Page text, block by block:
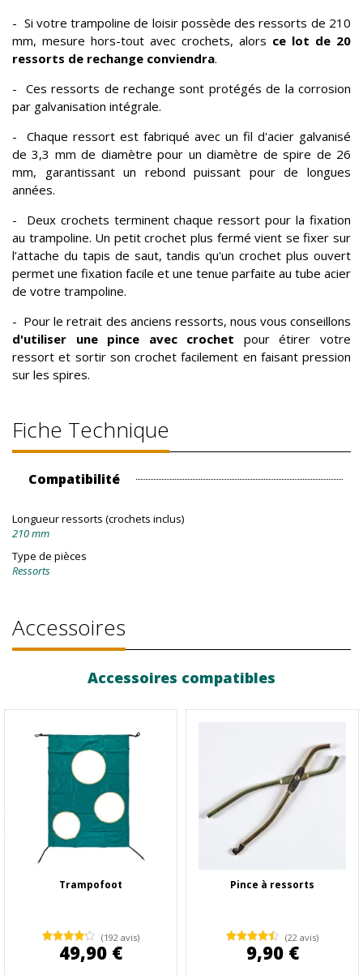
- Si votre trampoline de loisir possède des ressorts de 210
mm, mesure hors-tout avec crochets, alors ce lot de 20
ressorts de rechange conviendra.
- Ces ressorts de rechange sont protégés de la corrosion
par galvanisation intégrale.
- Chaque ressort est fabriqué avec un fil d'acier galvanisé
de 3,3 mm de diamètre pour un diamètre de spire de 26
mm, garantissant un rebond puissant pour de longues
années.
- Deux crochets terminent chaque ressort pour la fixation
au trampoline. Un petit crochet plus fermé vient se fixer sur
l’attache du tapis de saut, tandis qu'un crochet plus ouvert
permet une fixation facile et une tenue parfaite au tube acier
de votre trampoline.
- Pour le retrait des anciens ressorts, nous vous conseillons
d'utiliser une pince avec crochet pour étirer votre
ressort et sortir son crochet facilement en faisant pression
sur les spires.
Fiche Technique
Compatibilité
Longueur ressorts (crochets inclus)
210 mm
Type de pièces
Ressorts
Accessoires
Accessoires compatibles
Trampofoot
(192 avis)
49,90 €
Pince à ressorts
(22 avis)
9,90 €